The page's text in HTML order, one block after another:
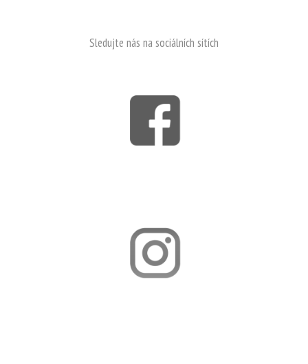
Sledujte nás na sociálních sítích